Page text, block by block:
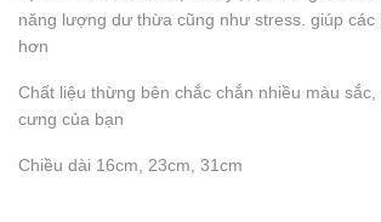
năng lượng dư thừa cũng như stress. giúp các
hơn
Chất liệu thừng bên chắc chắn nhiều màu
cưng của bạn
Chiều dài 16cm, 23cm, 31cm